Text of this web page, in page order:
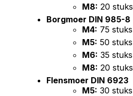
M8: 20 stuks
Borgmoer DIN 985-8
M4: 75 stuks
M5: 50 stuks
M6: 35 stuks
M8: 20 stuks
Flensmoer DIN 6923
M5: 30 stuks